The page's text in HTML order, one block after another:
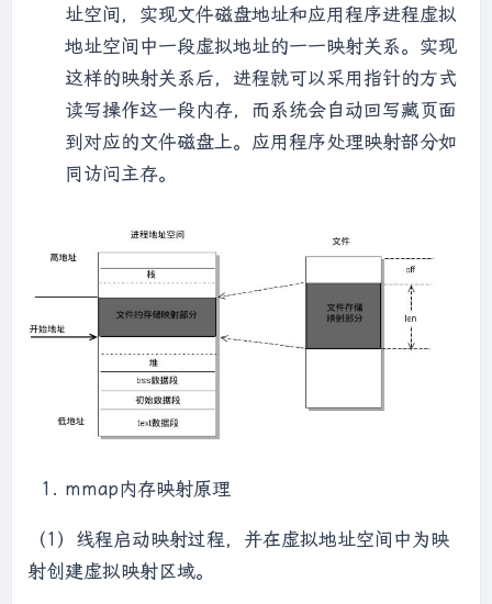
址空间，实现文件磁盘地址和应用程序进程虚拟
地址空间中一段虚拟地址的一一映射关系。实现
这样的映射关系后，进程就可以采用指针的方式
读写操作这一段内存，而系统会自动回写藏页面
到对应的文件磁盘上。应用程序处理映射部分如
同访问主存。
mmap内存映射原理
（1）线程启动映射过程，并在虚拟地址空间中为映
射创建虚拟映射区域。